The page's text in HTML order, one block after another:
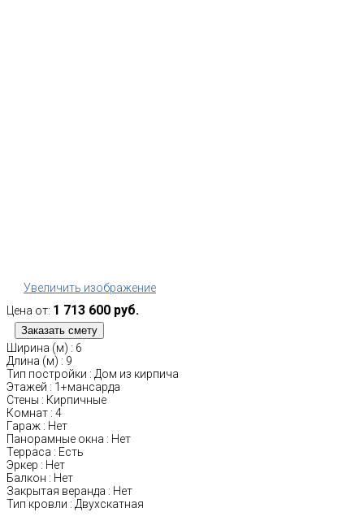
Увеличить изображение
Цена от: 1 713 600 руб.
Ширина (м) : 6
Длина (м) : 9
Тип постройки : Дом из кирпича
Этажей : 1+мансарда
Стены : Кирпичные
Комнат : 4
Гараж : Нет
Панорамные окна : Нет
Терраса : Есть
Эркер : Нет
Балкон : Нет
Закрытая веранда : Нет
Тип кровли : Двухскатная